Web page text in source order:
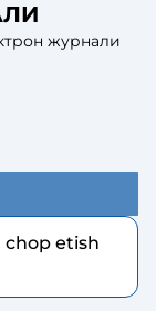
журнали
etish